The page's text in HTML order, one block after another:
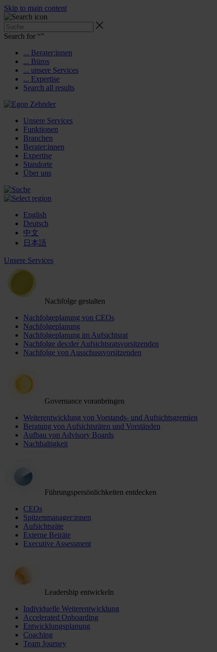
Skip to main content
Search for “”
... Berater:innen
... Büros
... unsere Services
... Expertise
Search all results
Unsere Services
Funktionen
Branchen
Berater:innen
Expertise
Standorte
Über uns
English
Deutsch
中文
日本語
Unsere Services
Nachfolge gestalten
Nachfolgeplanung von CEOs
Nachfolgeplanung
Nachfolgeplanung im Aufsichtsrat
Nachfolge des:der Aufsichtsratsvorsitzenden
Nachfolge von Ausschussvorsitzenden
Governance voranbringen
Weiterentwicklung von Vorstands- und Aufsichtsgremien
Beratung von Aufsichtsräten und Vorständen
Aufbau von Advisory Boards
Nachhaltigkeit
Führungspersönlichkeiten entdecken
CEOs
Spitzenmanager:innen
Aufsichtsräte
Externe Beiräte
Executive Assessment
Leadership entwickeln
Individuelle Weiterentwicklung
Accelerated Onboarding
Entwicklungsplanung
Coaching
Team Journey